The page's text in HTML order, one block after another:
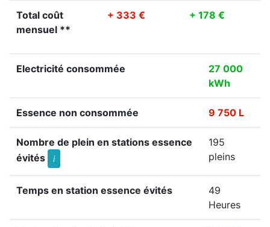
Total coût
mensuel **
+ 333 € + 178 €
Electricité consommée
27 000
kWh
Essence non consommée 9 750 L
Nombre de plein en stations essence
évités
i
195
pleins
Temps en station essence évités
49
Heures